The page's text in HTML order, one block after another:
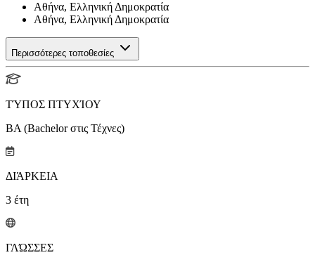
Αθήνα, Ελληνική Δημοκρατία
Αθήνα, Ελληνική Δημοκρατία
Περισσότερες τοποθεσίες
ΤΎΠΟΣ ΠΤΥΧΊΟΥ
BA (Bachelor στις Τέχνες)
ΔΙΆΡΚΕΙΑ
3 έτη
ΓΛΏΣΣΕΣ